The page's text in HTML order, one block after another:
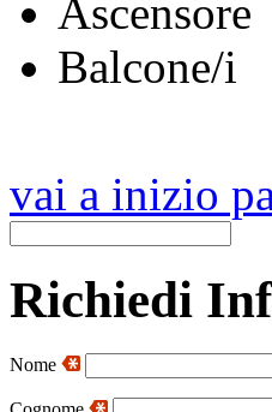
Ascensore
Balcone/i
vai a inizio
Richiedi
Nome